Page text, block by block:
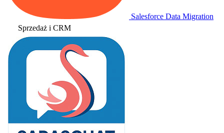
Salesforce Data Migration
Sprzedaż i CRM